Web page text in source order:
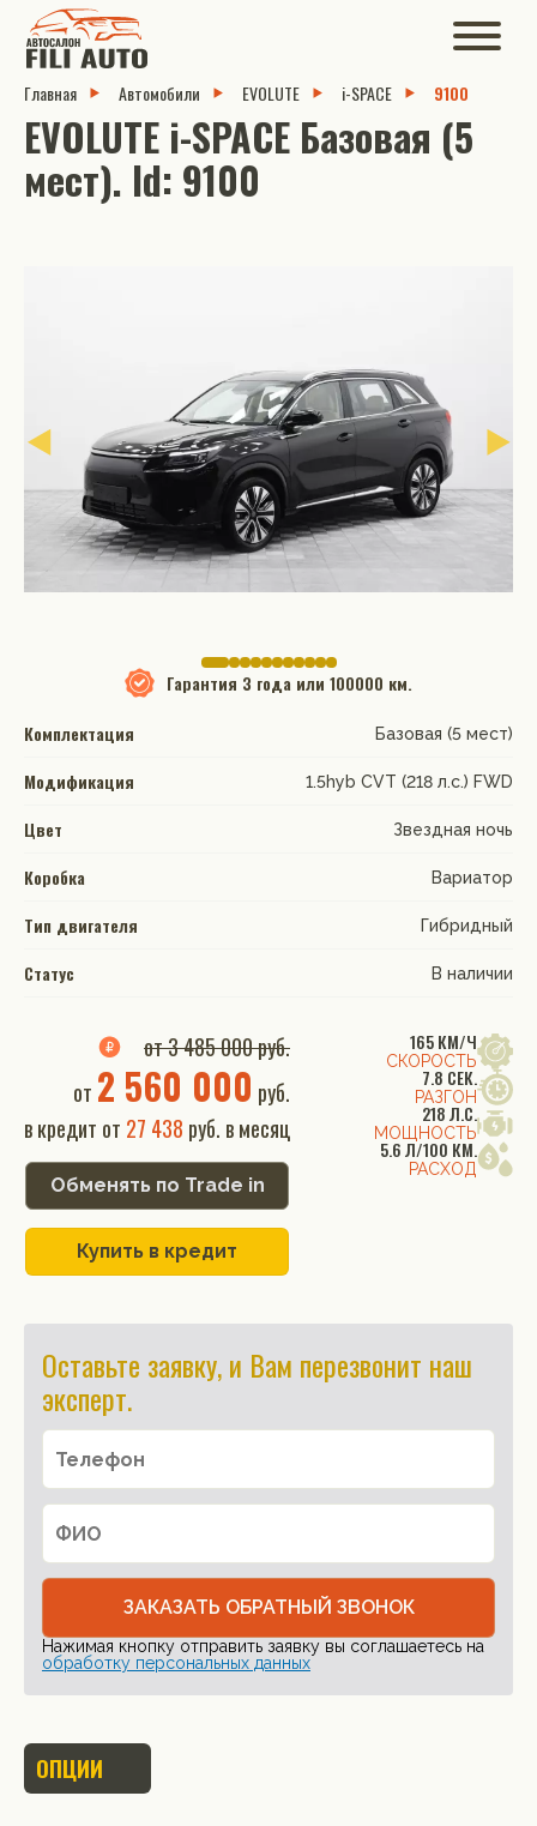
Главная Автомобили EVOLUTE i-SPACE 9100
EVOLUTE i-SPACE Базовая (5
мест). Id: 9100
Гарантия 3 года или 100000 км.
Комплектация
Базовая (5 мест)
Модификация 1.5hyb CVT (218 л.с.) FWD
Цвет Звездная ночь
Коробка Вариатор
Тип двигателя Гибридный
Статус В наличии
165 КМ/Ч
СКОРОСТЬ
7.8 СЕК.
РАЗГОН
218 Л.С.
МОЩНОСТЬ
5.6 Л/100 КМ.
РАСХОД
от 3 485 000 руб.
от 2 560 000 руб.
в кредит от 27 438 руб. в месяц
Обменять по Trade in
Купить в кредит
Оставьте заявку, и Вам перезвонит наш
эксперт.
ЗАКАЗАТЬ ОБРАТНЫЙ ЗВОНОК
Нажимая кнопку отправить заявку вы соглашаетесь на
обработку персональных данных
ОПЦИИ